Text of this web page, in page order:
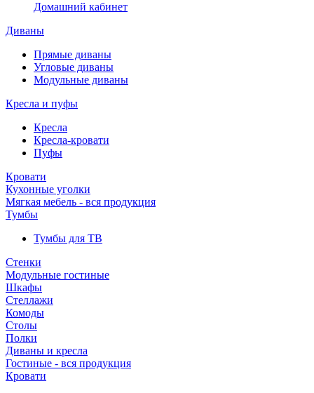
Домашний кабинет
Диваны
Прямые диваны
Угловые диваны
Модульные диваны
Кресла и пуфы
Кресла
Кресла-кровати
Пуфы
Кровати
Кухонные уголки
Мягкая мебель - вся продукция
Тумбы
Тумбы для ТВ
Стенки
Модульные гостиные
Шкафы
Стеллажи
Комоды
Столы
Полки
Диваны и кресла
Гостиные - вся продукция
Кровати